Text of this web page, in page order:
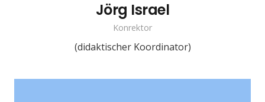
Jörg Israel
Konrektor
(didaktischer Koordinator)